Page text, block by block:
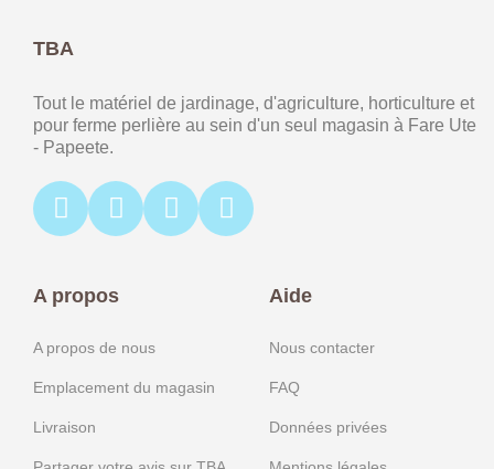
TBA
Tout le matériel de jardinage, d'agriculture, horticulture et
pour ferme perlière au sein d'un seul magasin à Fare Ute
- Papeete.
A propos
A propos de nous
Emplacement du magasin
Livraison
Aide
Nous contacter
FAQ
Données privées